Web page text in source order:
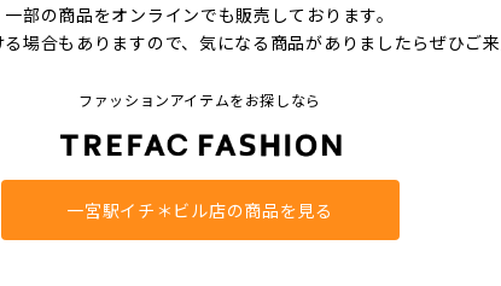
一部の商品をオンラインでも販売しております。
場合もありますので、気になる商品がありましたらぜひご来
ファッションアイテムをお探しなら
一宮駅イチ＊ビル店の商品を見る